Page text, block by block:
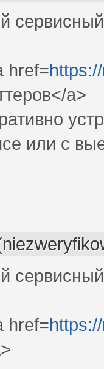
href=
a>
или с
href=